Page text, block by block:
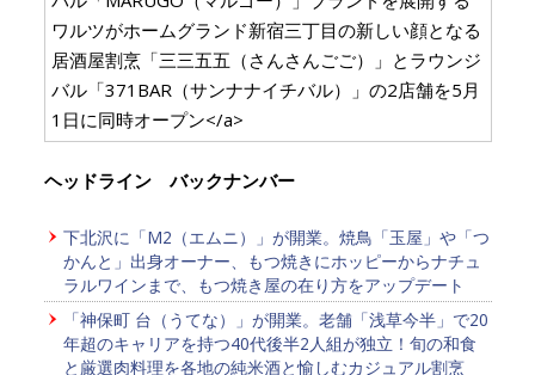
ワルツがホームグランド新宿三丁目の新しい顔となる
居酒屋割烹「三三五五（さんさんごご）」とラウンジ
バル「371BAR（サンナナイチバル）」の2店舗を5月
1日に同時オープン</a>
ヘッドライン バックナンバー
下北沢に「M2（エムニ）」が開業。焼鳥「玉屋」や「つ
かんと」出身オーナー、もつ焼きにホッピーからナチュ
ラルワインまで、もつ焼き屋の在り方をアップデート
「神保町 台（うてな）」が開業。老舗「浅草今半」で20
年超のキャリアを持つ40代後半2人組が独立！旬の和食
と厳選肉料理を各地の純米酒と愉しむカジュアル割烹